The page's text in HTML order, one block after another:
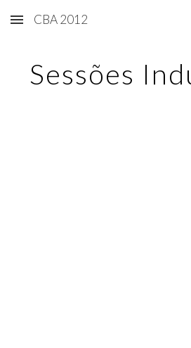
Skip to main content
CBA 2012
Sessões